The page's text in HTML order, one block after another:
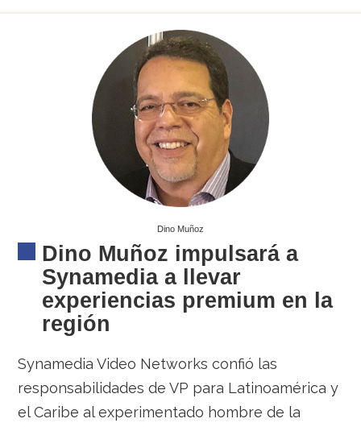
Dino Muñoz
Dino Muñoz impulsará a
Synamedia a llevar
experiencias premium en la
región
Synamedia Video Networks confió las
responsabilidades de VP para Latinoamérica y
el Caribe al experimentado hombre de la